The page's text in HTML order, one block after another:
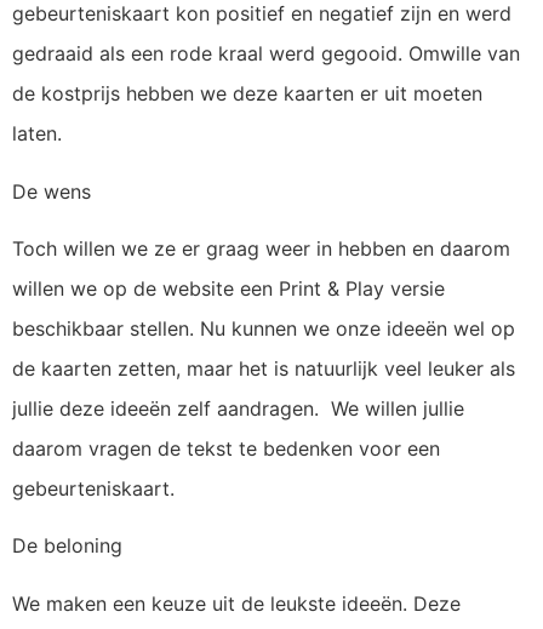
gebeurteniskaart kon positief en negatief zijn en werd
gedraaid als een rode kraal werd gegooid. Omwille van
de kostprijs hebben we deze kaarten er uit moeten
laten.
De wens
Toch willen we ze er graag weer in hebben en daarom
willen we op de website een Print & Play versie
beschikbaar stellen. Nu kunnen we onze ideeën wel op
de kaarten zetten, maar het is natuurlijk veel leuker als
jullie deze ideeën zelf aandragen. We willen jullie
daarom vragen de tekst te bedenken voor een
gebeurteniskaart.
De beloning
We maken een keuze uit de leukste ideeën. Deze